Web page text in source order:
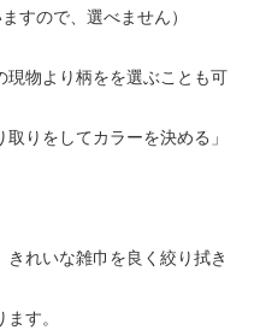
すので、選べません）
現物より柄をを選ぶことも可
りをしてカラーを決める」
れいな雑巾を良く絞り拭き
す。